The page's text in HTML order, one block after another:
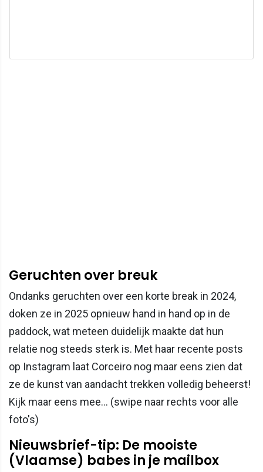
Geruchten over breuk
Ondanks geruchten over een korte break in 2024,
doken ze in 2025 opnieuw hand in hand op in de
paddock, wat meteen duidelijk maakte dat hun
relatie nog steeds sterk is. Met haar recente posts
op Instagram laat Corceiro nog maar eens zien dat
ze de kunst van aandacht trekken volledig beheerst!
Kijk maar eens mee... (swipe naar rechts voor alle
foto's)
Nieuwsbrief-tip: De mooiste
(Vlaamse) babes in je mailbox